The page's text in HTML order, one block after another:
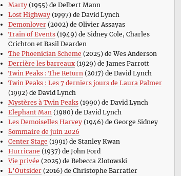
Marty(1955) de Delbert Mann
Lost Highway(1997) de David Lynch
Demonlover(2002) de Olivier Assayas
Train of Events(1949) de Sidney Cole, Charles
Crichton et Basil Dearden
The Phoenician Scheme (2025) de Wes Anderson
Derrière les barreaux(1929) de James Parrott
Twin Peaks : The Return(2017) de David Lynch
Twin Peaks : Les 7 derniers jours de Laura Palmer
(1992) de David Lynch
Mystères à Twin Peaks(1990) de David Lynch
Elephant Man(1980) de David Lynch
Les Demoiselles Harvey(1946) de George Sidney
Sommaire de juin 2026
Center Stage (1991) de Stanley Kwan
Hurricane (1937) de John Ford
Vie privée (2025) de Rebecca Zlotowski
L’Outsider(2016) de Christophe Barratier